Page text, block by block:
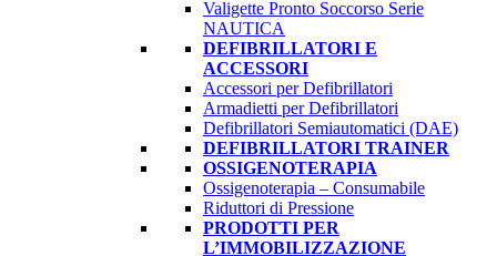
Valigette Pronto Soccorso Serie
NAUTICA
DEFIBRILLATORI E
ACCESSORI
Accessori per Defibrillatori
Armadietti per Defibrillatori
Defibrillatori Semiautomatici (DAE)
DEFIBRILLATORI TRAINER
OSSIGENOTERAPIA
Ossigenoterapia – Consumabile
Riduttori di Pressione
PRODOTTI PER
L’IMMOBILIZZAZIONE